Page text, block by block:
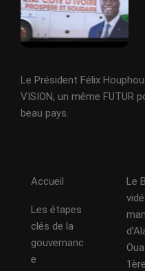
Le Président Félix
VISION, un même FUTUR
beau pays.
Accueil
Les étapes
clés de la
gouvernanc
e
Le